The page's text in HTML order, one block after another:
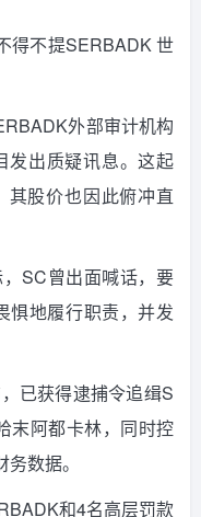
得不提SERBADK 世
外部审计机构
发出质疑讯息。这起
其股价也因此俯冲直
SC曾出面喊话，要
惧地履行职责，并发
已获得逮捕令追缉S
末阿都卡林，同时控
数据。
和4名高层罚款